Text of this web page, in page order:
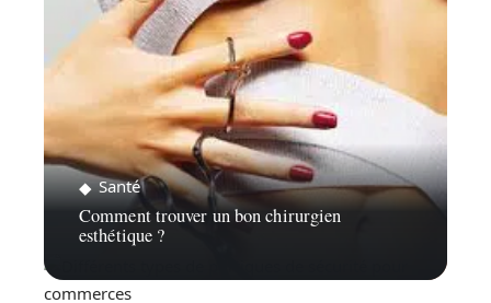
Santé
Comment trouver un bon chirurgien
esthétique ?